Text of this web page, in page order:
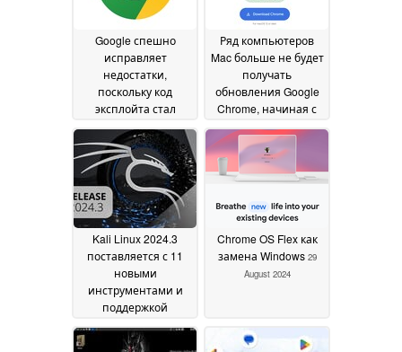
Google спешно
исправляет
недостатки,
поскольку код
эксплойта стал
достоянием
общественности21
February 2026
Ряд компьютеров
Mac больше не будет
получать
обновления Google
Chrome, начиная с
июля этого года25
January 2026
Kali Linux 2024.3
поставляется с 11
новыми
инструментами и
поддержкой
Qualcomm
Snapdragon SDM845
Chrome OS Flex как
замена Windows 29
August 2024